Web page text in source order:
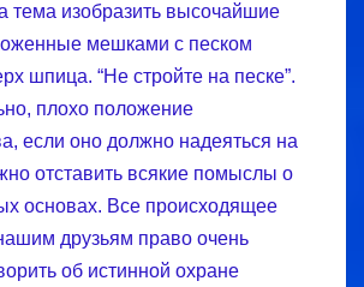
тема изобразить высочайшие
мешками с песком
шпица. “Не стройте на песке”.
плохо положение
если оно должно надеяться на
отставить всякие помыслы о
основах. Все происходящее
друзьям право очень
об истинной охране